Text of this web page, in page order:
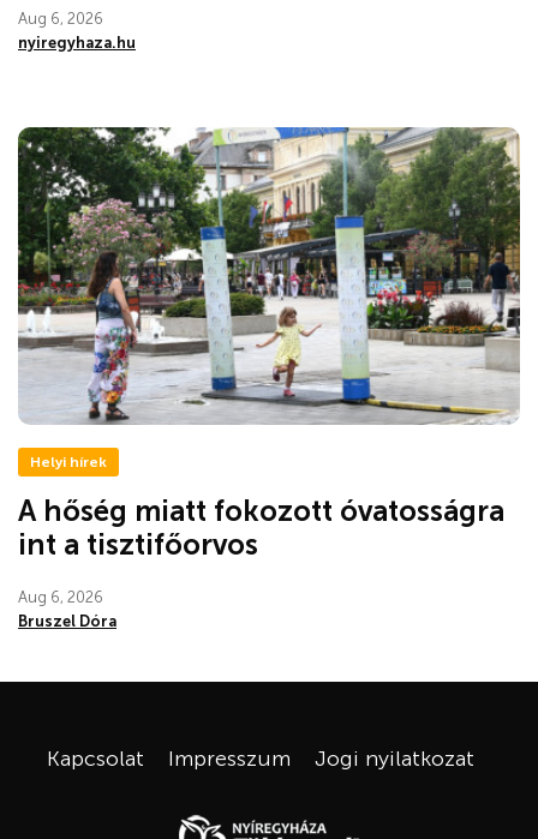
Aug 6, 2026
nyiregyhaza.hu
Helyi hírek
A hőség miatt fokozott óvatosságra
int a tisztifőorvos
Aug 6, 2026
Bruszel Dóra
Kapcsolat Impresszum Jogi nyilatkozat